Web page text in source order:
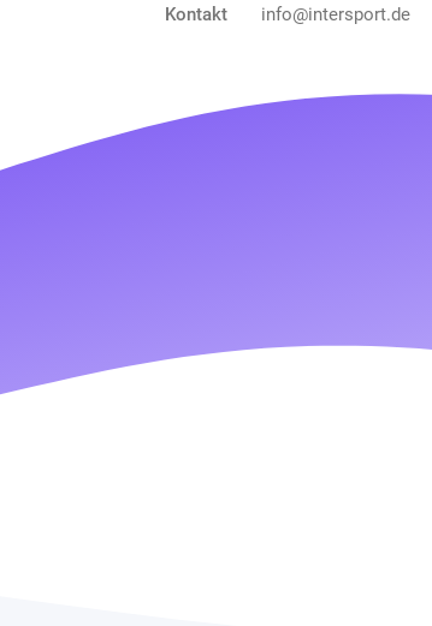
Kontakt
info@intersport.de